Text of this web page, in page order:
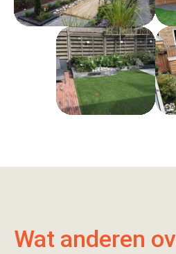
Wat anderen